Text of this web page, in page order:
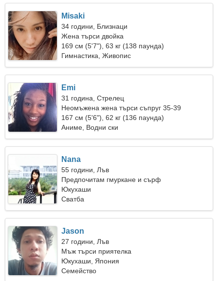
Misaki
34 години, Близнаци
Жена търси двойка
169 см (5'7"), 63 кг (138 паунда)
Гимнастика, Живопис
Emi
31 година, Стрелец
Неомъжена жена търси съпруг 35-39
167 см (5'6"), 62 кг (136 паунда)
Аниме, Водни ски
Nana
55 години, Лъв
Предпочитам гмуркане и сърф
Юкухаши
Сватба
Jason
27 години, Лъв
Мъж търси приятелка
Юкухаши, Япония
Семейство